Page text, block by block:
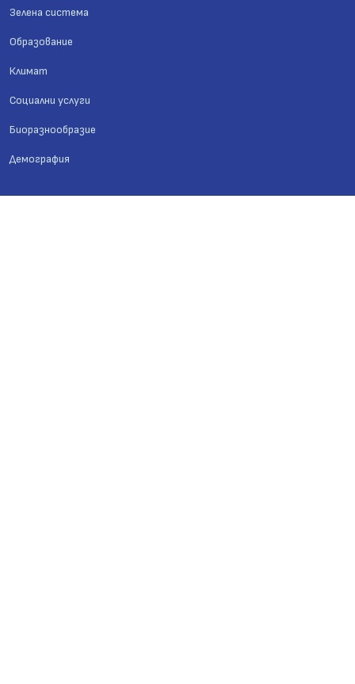
Зелена система
Образование
Климат
Социални услуги
Биоразнообразие
Демография